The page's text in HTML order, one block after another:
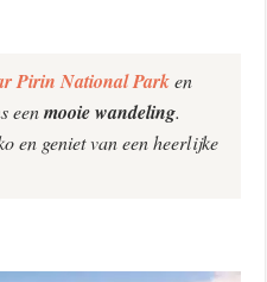
Pirin National Parken
eenmooie wandeling.
en geniet van een heerlijke